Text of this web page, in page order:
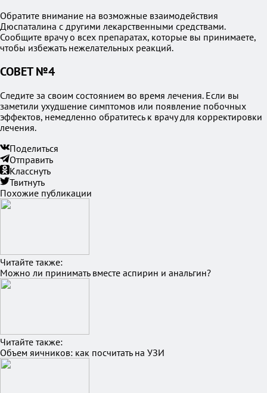
Обратите внимание на возможные взаимодействия
Дюспаталина с другими лекарственными средствами.
Сообщите врачу о всех препаратах, которые вы принимаете,
чтобы избежать нежелательных реакций.
СОВЕТ №4
Следите за своим состоянием во время лечения. Если вы
заметили ухудшение симптомов или появление побочных
эффектов, немедленно обратитесь к врачу для корректировки
лечения.
Поделиться
Отправить
Класснуть
Твитнуть
Похожие публикации
Читайте также:
Можно ли принимать вместе аспирин и анальгин?
Читайте также:
Объем яичников: как посчитать на УЗИ